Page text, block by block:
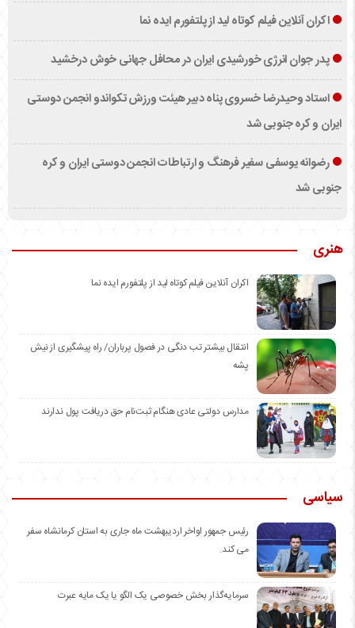
اکران آنلاین فیلم کوتاه لید از پلتفورم ایده نما
پدر جوان انرژی خورشیدی ایران در محافل جهانی خوش درخشید
استاد وحیدرضا خسروی پناه دبیر هیئت ورزش تکواندو انجمن دوستی
ایران و کره جنوبی شد
رضوانه یوسفی سفیر فرهنگ و ارتباطات انجمن دوستی ایران و کره
جنوبی شد
هنری
اکران آنلاین فیلم کوتاه لید از پلتفورم ایده نما
انتقال بیشتر تب دنگی در فصول پرباران/ راه پیشگیری از نیش
پشه
مدارس دولتی عادی هنگام ثبت‌نام حق دریافت پول ندارند
سیاسی
رئیس جمهور اواخر اردیبهشت ماه جاری به استان کرمانشاه سفر
می کند.
سرمایه‌گذار بخش خصوصی یک الگو یا یک مایه عبرت